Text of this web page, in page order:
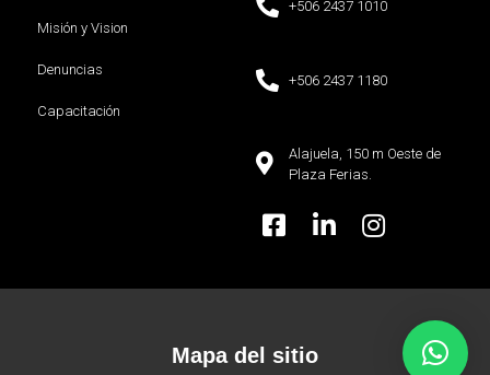
Misión y Vision
Denuncias
Capacitación
+506 2437 1010
+506 2437 1180
Alajuela, 150 m Oeste de
Plaza Ferias.
Mapa del sitio